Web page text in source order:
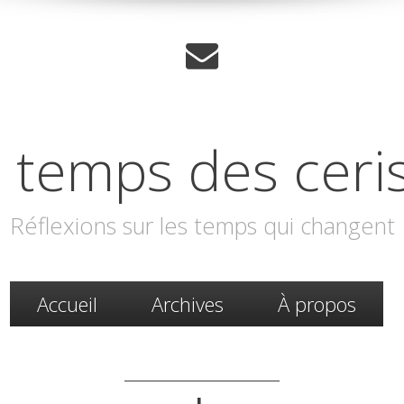
temps des
Réflexions sur les temps qui changent
Accueil Archives À propos